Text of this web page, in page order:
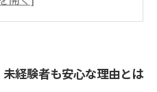
経験者も安心な理由とは